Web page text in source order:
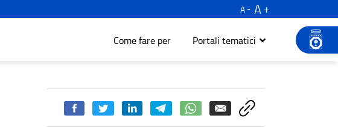
A
A
Come fare per Portali tematici